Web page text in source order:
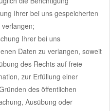
Ihrer bei uns gespeicherten
Ihrer bei uns
Daten zu verlangen, soweit
des Rechts auf freie
zur Erfüllung einer
des öffentlichen
Ausübung oder